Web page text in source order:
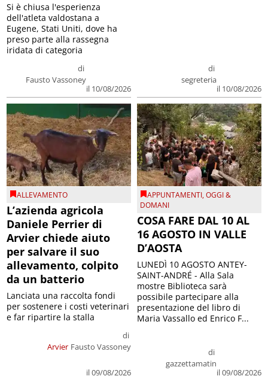
di
Fausto Vassoney
il 10/08/2026
Si è chiusa l'esperienza
dell'atleta valdostana a
Eugene, Stati Uniti, dove ha
preso parte alla rassegna
iridata di categoria
di
segreteria
il 10/08/2026
ALLEVAMENTO
L’azienda agricola
Daniele Perrier di
Arvier chiede aiuto
per salvare il suo
allevamento, colpito
da un batterio
Arvier
di
Fausto Vassoney
il 09/08/2026
Lanciata una raccolta fondi
per sostenere i costi veterinari
e far ripartire la stalla
APPUNTAMENTI,OGGI &
DOMANI
COSA FARE DAL 10 AL
16 AGOSTO IN VALLE
D’AOSTA
di
gazzettamatin
il 09/08/2026
LUNEDÌ 10 AGOSTO ANTEY-
SAINT-ANDRÉ - Alla Sala
mostre Biblioteca sarà
possibile partecipare alla
presentazione del libro di
Maria Vassallo ed Enrico F...